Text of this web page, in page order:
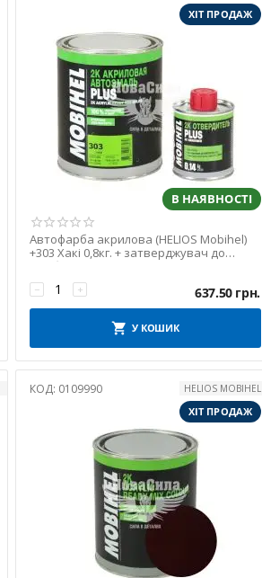
ХІТ ПРОДАЖ
В НАЯВНОСТІ
Автофарба акрилова (HELIOS Mobihel)
+303 Хакі 0,8кг. + затверджувач до
фарби акріл 2К 0...
+
− 637.50 грн.
У КОШИК
КОД: 0109990
HELIOS MOBIHEL
ХІТ ПРОДАЖ